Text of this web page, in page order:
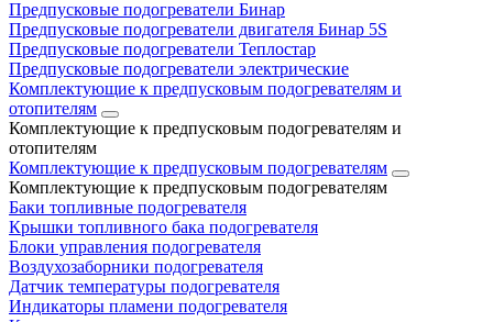
Предпусковые подогреватели Бинар
Предпусковые подогреватели двигателя Бинар 5S
Предпусковые подогреватели Теплостар
Предпусковые подогреватели электрические
Комплектующие к предпусковым подогревателям и
отопителям
Комплектующие к предпусковым подогревателям и
отопителям
Комплектующие к предпусковым подогревателям
Комплектующие к предпусковым подогревателям
Баки топливные подогревателя
Крышки топливного бака подогревателя
Блоки управления подогревателя
Воздухозаборники подогревателя
Датчик температуры подогревателя
Индикаторы пламени подогревателя